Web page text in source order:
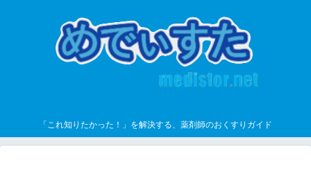
「これ知りたかった！」を解決する、薬剤師のおくすりガイド